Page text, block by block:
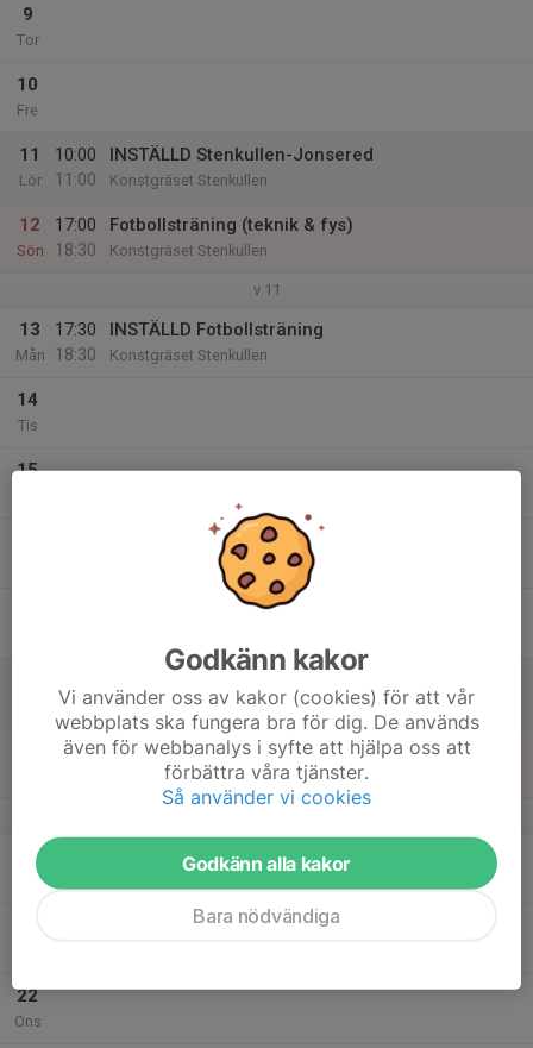
9
Tor
10
Fre
11
Lör
10:00
11:00
INSTÄLLD Stenkullen-Jonsered
Konstgräset Stenkullen
12
Sön
17:00
18:30
Fotbollsträning (teknik & fys)
Konstgräset Stenkullen
v.11
13
Mån
17:30
18:30
INSTÄLLD Fotbollsträning
Konstgräset Stenkullen
14
Tis
15
Fotbollsträning
Konstgräset Stenkullen
11:00
Konstgräset Stenkullen
15:00
Fotbollsträning (teknik & fys)
Hjällsnäshallen i Gråbo
20
Mån
Fotbollsträning
22
Ons
Godkänn kakor
Vi använder oss av kakor (cookies) för att vår
webbplats ska fungera bra för dig. De används
även för webbanalys i syfte att hjälpa oss att
förbättra våra tjänster.
Så använder vi cookies
Godkänn alla kakor
Bara nödvändiga